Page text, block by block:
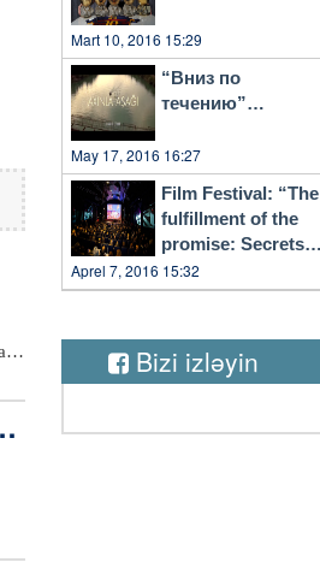
Mart 10, 2016 15:29
“Вниз по
течению”…
May 17, 2016 16:27
Film Festival: “The
fulfillment of the
promise: Secrets
of Vilnius”
Aprel 7, 2016 15:32
Bizi izləyin